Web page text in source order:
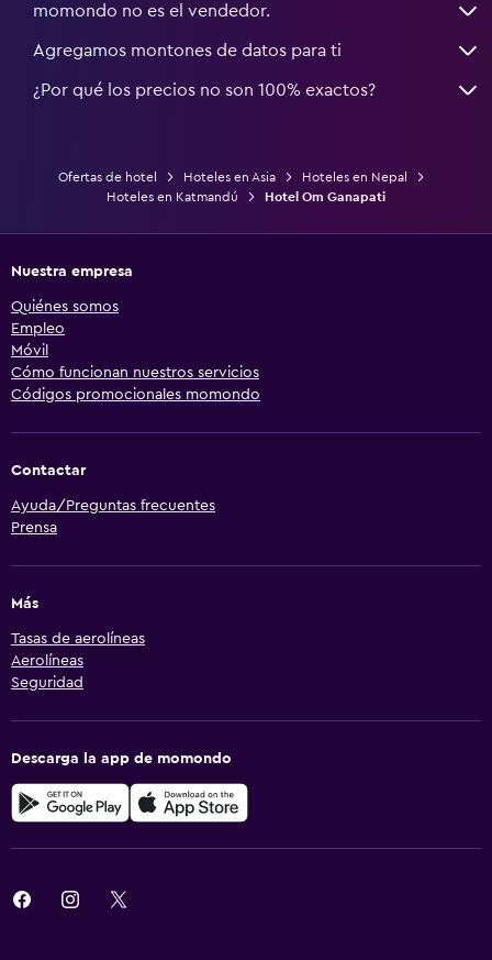
momondo no es el vendedor.
Agregamos montones de datos para ti
¿Por qué los precios no son 100% exactos?
Ofertas de hotel Hoteles en Asia
Hoteles en Nepal
Hoteles en Katmandú
Hotel Om Ganapati
Nuestra empresa
Quiénes somos
Empleo
Móvil
Cómo funcionan nuestros servicios
Códigos promocionales momondo
Contactar
Ayuda/Preguntas frecuentes
Prensa
Más
Tasas de aerolíneas
Aerolíneas
Seguridad
Descarga la app de momondo